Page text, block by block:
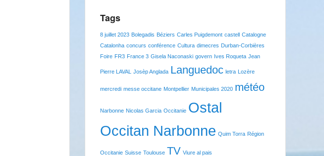
Tags
8 juillet 2023 Bolegadis Béziers Carles Puigdemont castell Catalogne
Catalonha concurs conférence Cultura dimecres Durban-Corbières
Foire FR3 France 3 Gisela Naconaski govern Ives Roqueta Jean
Pierre LAVAL Josèp Anglada Languedoc letra Lozère
mercredi messe occitane Montpellier Municipales 2020 météo
Narbonne Nicolas Garcia Occitanie Ostal
Occitan Narbonne Quim Torra Région
Occitanie Suisse Toulouse TV Viure al pais